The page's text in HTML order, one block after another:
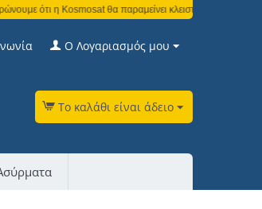
ότι η Kosmosat θα παραμείνει κλειστή από τη Δευτέρα
Ο Λογαριασμός μου
Το καλάθι είναι άδειο